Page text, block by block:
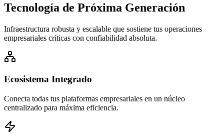
Tecnología de Próxima Generación
Infraestructura robusta y escalable que sostiene tus operaciones
empresariales críticas con confiabilidad absoluta.
Ecosistema Integrado
Conecta todas tus plataformas empresariales en un núcleo
centralizado para máxima eficiencia.